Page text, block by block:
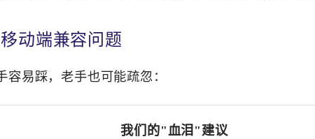
动端兼容问题
易踩，老手也可能疏忽：
我们的"血泪"建议